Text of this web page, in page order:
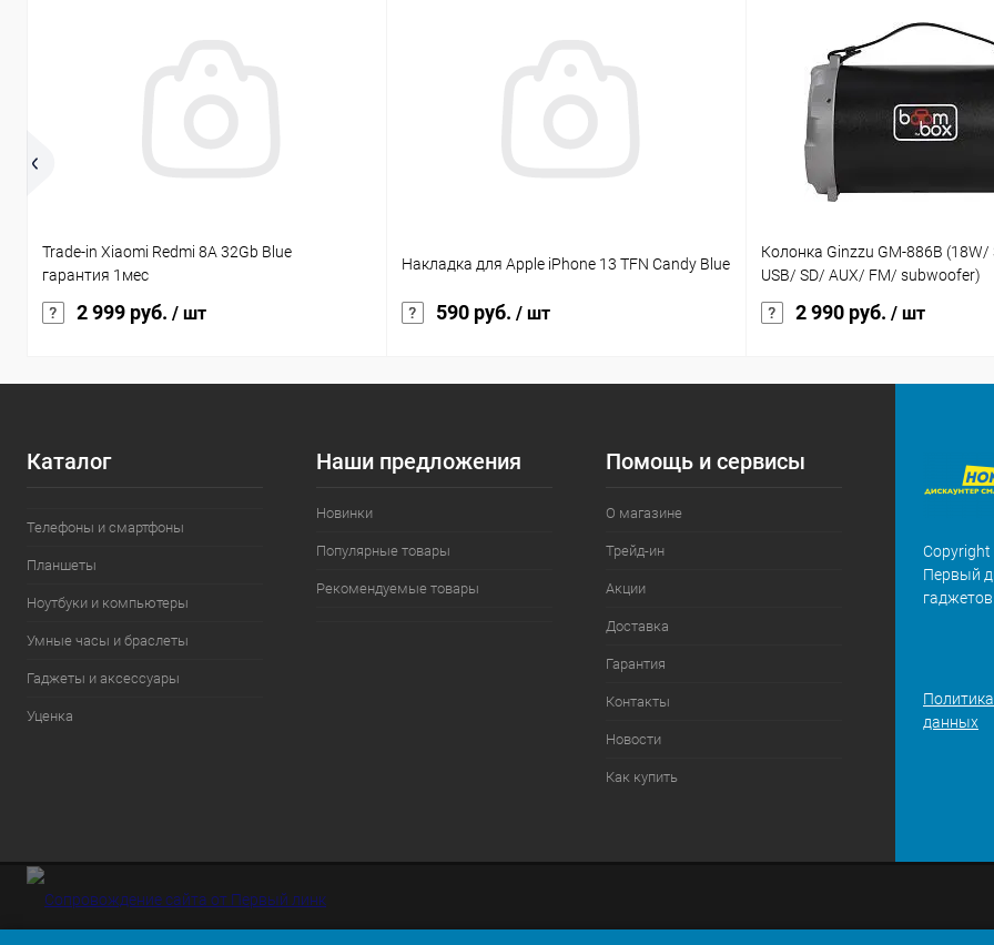
Trade-in Xiaomi Redmi 8A 32Gb Blue
гарантия 1мес
2 999 руб. / шт
Накладка для Apple iPhone 13 TFN Candy Blue
590 руб. / шт
Колонка Ginzzu GM-886B (18W/
USB/ SD/ AUX/ FM/ subwoofer)
2 990 руб. / шт
Каталог
Телефоны и смартфоны
Планшеты
Ноутбуки и компьютеры
Умные часы и браслеты
Гаджеты и аксессуары
Уценка
Наши предложения
Новинки
Популярные товары
Рекомендуемые товары
Помощь и сервисы
О магазине
Трейд-ин
Акции
Доставка
Гарантия
Контакты
Новости
Как купить
Copyright
Первый
данных